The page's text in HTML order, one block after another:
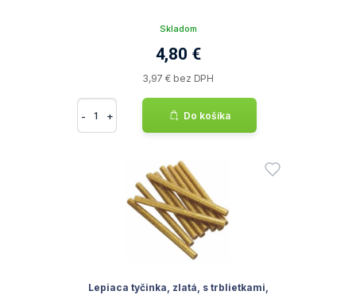
Skladom
4,80 €
3,97 € bez DPH
- + Do košíka
Lepiaca tyčinka, zlatá, s trblietkami,